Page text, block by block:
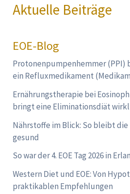
Aktuelle Beiträge
EOE-Blog
Protonenpumpenhemmer (PPI)
ein Refluxmedikament
Ernährungstherapie bei
bringt eine Eliminationsdiät
Nährstoffe im Blick: So bleibt die
gesund
So war der 4. EOE Tag 2026 in
Western Diet und EOE: Von
praktikablen Empfehlungen